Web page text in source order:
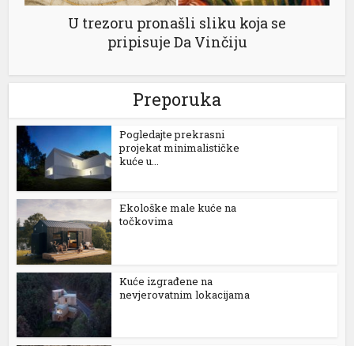
U trezoru pronašli sliku koja se
pripisuje Da Vinčiju
Preporuka
Pogledajte prekrasni
projekat minimalističke
kuće u...
Ekološke male kuće na
točkovima
Kuće izgrađene na
nevjerovatnim lokacijama